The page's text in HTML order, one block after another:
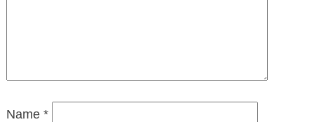
Name *